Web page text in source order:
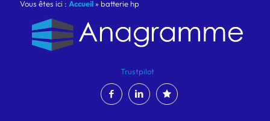
Vous êtes ici : Accueil» batterie hp
Trustpilot